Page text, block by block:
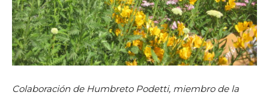
Colaboración de Humbreto Podetti, miembro de la